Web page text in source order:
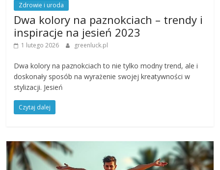
Zdrowie i uroda
Dwa kolory na paznokciach – trendy i
inspiracje na jesień 2023
1 lutego 2026 greenluck.pl
Dwa kolory na paznokciach to nie tylko modny trend, ale i
doskonały sposób na wyrażenie swojej kreatywności w
stylizacji. Jesień
Czytaj dalej